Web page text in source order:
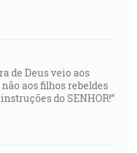
de Deus veio aos
aos filhos rebeldes
do SENHOR!”